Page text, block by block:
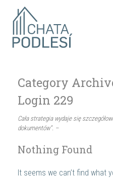
content
Category
Login 229
Cała strategia wydaje się
dokumentów”. –
Nothing Found
It seems we can’t find what